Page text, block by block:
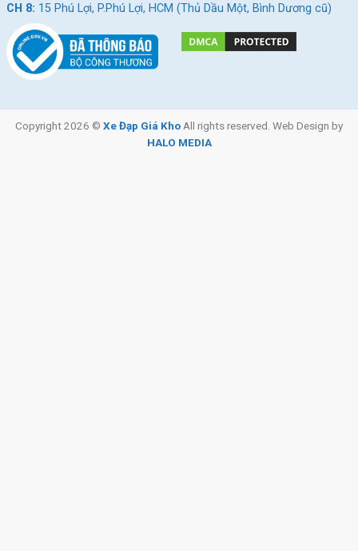
SKU:javaR9S
Thẻ: Hợp Kim Nhôm, Xe đạp đua L-TWOO
CH 8: 15 Phú Lợi, P.Phú Lợi, HCM (Thủ Dầu Một, Bình Dương cũ)
Copyright 2026 © Xe Đạp Giá Kho All rights reserved. Web Design by
HALO MEDIA